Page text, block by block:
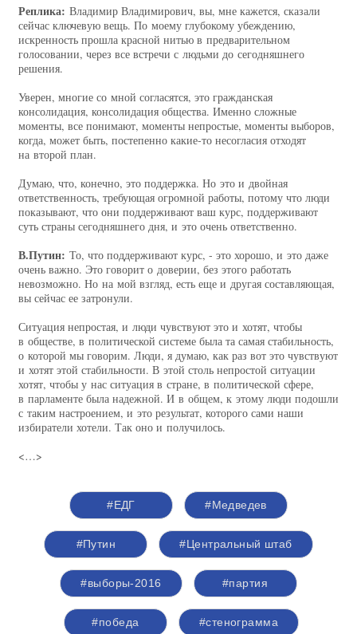
Реплика: Владимир Владимирович, вы, мне кажется, сказали
сейчас ключевую вещь. По моему глубокому убеждению,
искренность прошла красной нитью в предварительном
голосовании, через все встречи с людьми до сегодняшнего
решения.
Уверен, многие со мной согласятся, это гражданская
консолидация, консолидация общества. Именно сложные
моменты, все понимают, моменты непростые, моменты выборов,
когда, может быть, постепенно какие‑то несогласия отходят
на второй план.
Думаю, что, конечно, это поддержка. Но это и двойная
ответственность, требующая огромной работы, потому что люди
показывают, что они поддерживают ваш курс, поддерживают
суть страны сегодняшнего дня, и это очень ответственно.
В.Путин: То, что поддерживают курс, - это хорошо, и это даже
очень важно. Это говорит о доверии, без этого работать
невозможно. Но на мой взгляд, есть еще и другая составляющая,
вы сейчас ее затронули.
Ситуация непростая, и люди чувствуют это и хотят, чтобы
в обществе, в политической системе была та самая стабильность,
о которой мы говорим. Люди, я думаю, как раз вот это чувствуют
и хотят этой стабильности. В этой столь непростой ситуации
хотят, чтобы у нас ситуация в стране, в политической сфере,
в парламенте была надежной. И в общем, к этому люди подошли
с таким настроением, и это результат, которого сами наши
избиратели хотели. Так оно и получилось.
<…>
#ЕДГ #Медведев
#Путин #Центральный штаб
#выборы-2016 #партия
#победа #стенограмма